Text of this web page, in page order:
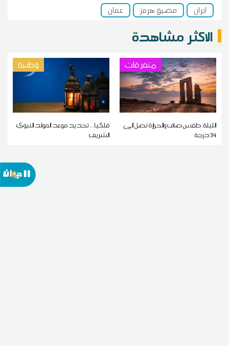
ايران
مضيق هرمز عمان
الاكثر مشاهدة
متفرقات
الليلة: طقس صاف والحرارة تصل إلى
34 درجة
وطنية
فلكيا... تحديد موعد المولد النبوي
الشريف